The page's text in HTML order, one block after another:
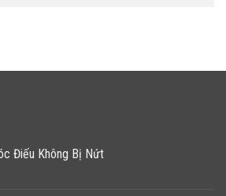
Điếu Không Bị Nứt